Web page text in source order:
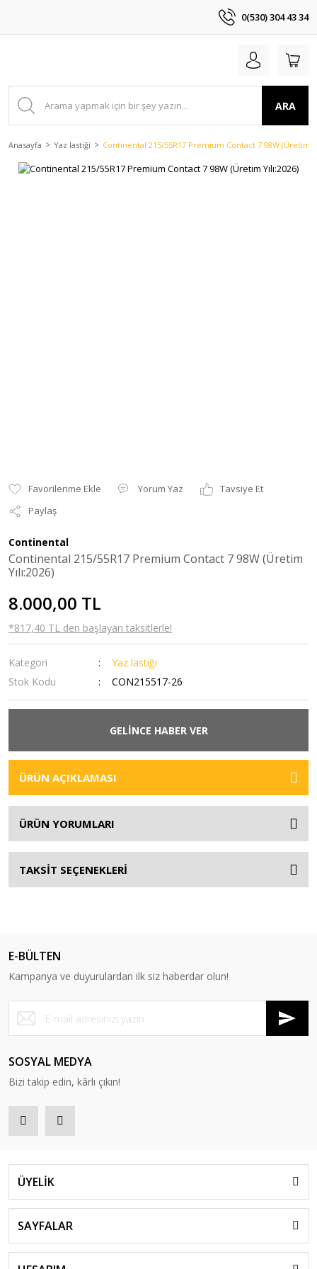
0(530) 304 43 34
ARA
Anasayfa Yaz lastiği Continental 215/55R17 Premium Contact 7 98W (Üretim
Yorum Yaz
Tavsiye Et
Paylaş
Continental
Continental 215/55R17 Premium Contact 7 98W (Üretim
Yılı:2026)
8.000,00 TL
*817,40 TL den başlayan taksitlerle!
Kategori
Yaz lastiği
Stok Kodu
CON215517-26
GELİNCE HABER VER
ÜRÜN AÇIKLAMASI
ÜRÜN YORUMLARI
TAKSİT SEÇENEKLERİ
E-BÜLTEN
Kampanya ve duyurulardan ilk siz haberdar olun!
SOSYAL MEDYA
Bizi takip edin, kârlı çıkın!
ÜYELİK
SAYFALAR